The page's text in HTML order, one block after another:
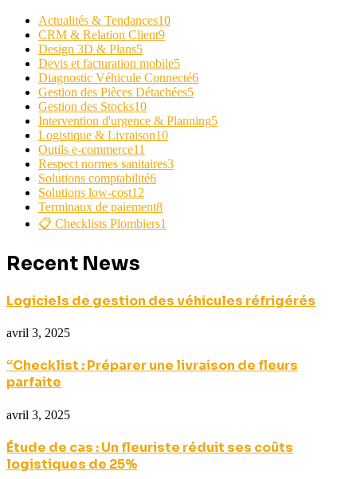
Actualités & Tendances10
CRM & Relation Client9
Design 3D & Plans5
Devis et facturation mobile5
Diagnostic Véhicule Connecté6
Gestion des Pièces Détachées5
Gestion des Stocks10
Intervention d'urgence & Planning5
Logistique & Livraison10
Outils e-commerce11
Respect normes sanitaires3
Solutions comptabilité6
Solutions low-cost12
Terminaux de paiement8
📋 Checklists Plombiers1
Recent News
Logiciels de gestion des véhicules réfrigérés
avril 3, 2025
“Checklist : Préparer une livraison de fleurs
parfaite
avril 3, 2025
Étude de cas : Un fleuriste réduit ses coûts
logistiques de 25%